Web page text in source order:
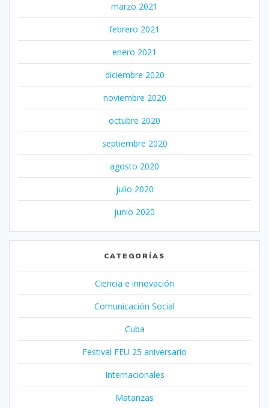
marzo 2021
febrero 2021
enero 2021
diciembre 2020
noviembre 2020
octubre 2020
septiembre 2020
agosto 2020
julio 2020
junio 2020
CATEGORÍAS
Ciencia e innovación
Comunicación Social
Cuba
Festival FEU 25 aniversario
Internacionales
Matanzas